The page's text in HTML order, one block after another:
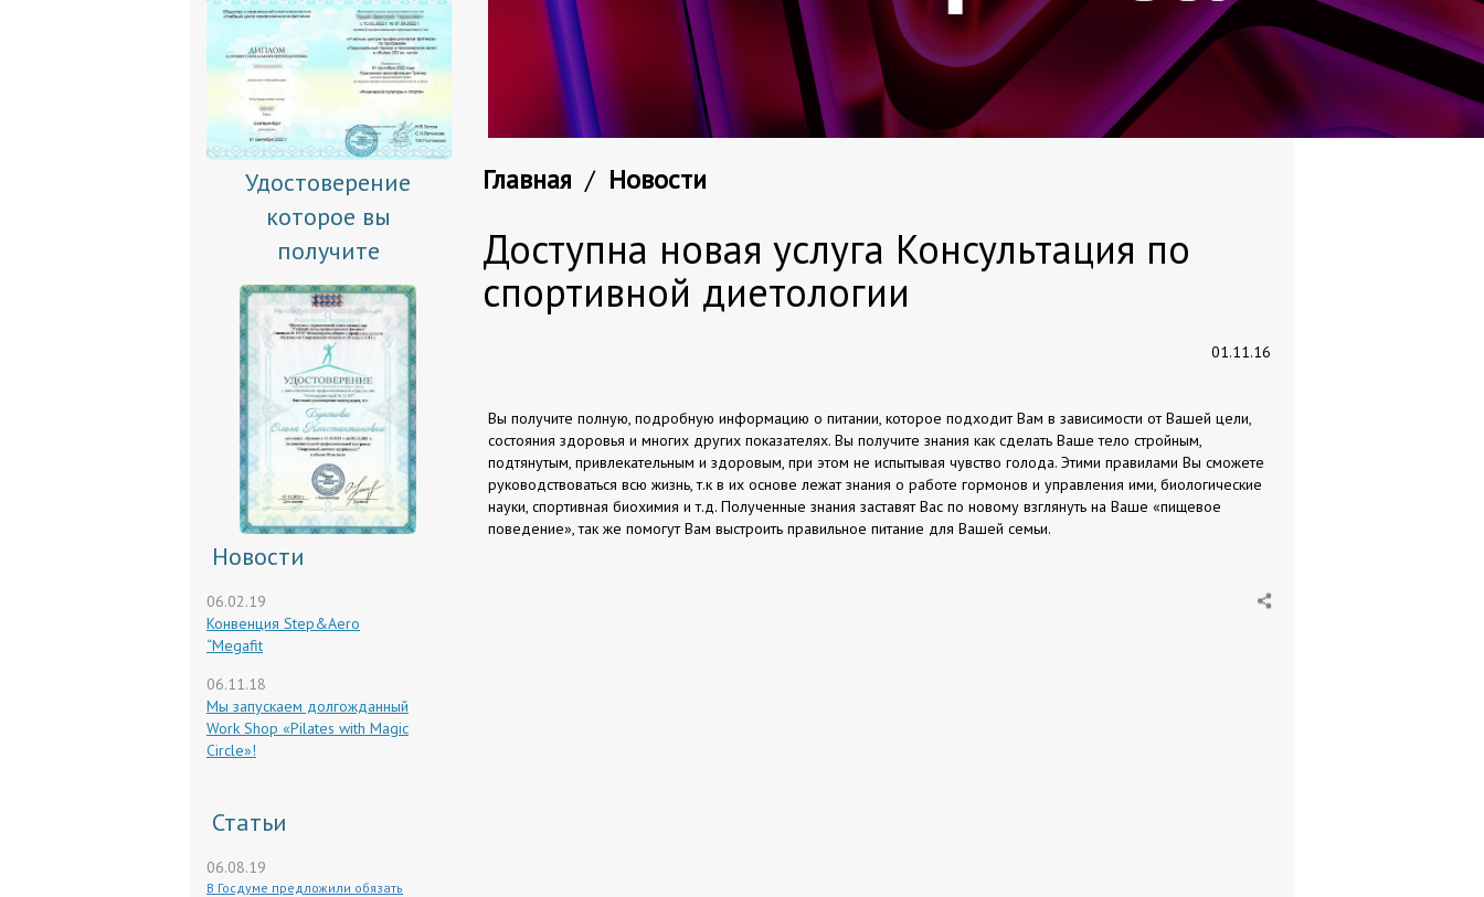
Удостоверение
которое вы
получите
Новости
06.02.19
Конвенция Step&Aero
“Megafit
06.11.18
Мы запускаем долгожданный
Work Shop «Pilates with Magic
Circle»!
Статьи
06.08.19
В Госдуме предложили обязать
Главная / Новости
Доступна новая услуга Консультация по
спортивной диетологии
01.11.16
Вы получите полную, подробную информацию о питании, которое подходит Вам в зависимости от Вашей цели,
состояния здоровья и многих других показателях. Вы получите знания как сделать Ваше тело стройным,
подтянутым, привлекательным и здоровым, при этом не испытывая чувство голода. Этими правилами Вы сможете
руководствоваться всю жизнь, т.к в их основе лежат знания о работе гормонов и управления ими, биологические
науки, спортивная биохимия и т.д. Полученные знания заставят Вас по новому взглянуть на Ваше «пищевое
поведение», так же помогут Вам выстроить правильное питание для Вашей семьи.